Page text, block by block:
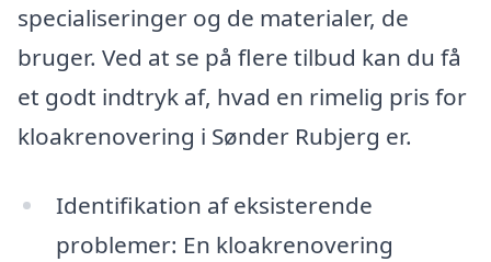
specialiseringer og de materialer, de
bruger. Ved at se på flere tilbud kan du få
et godt indtryk af, hvad en rimelig pris for
kloakrenovering i Sønder Rubjerg er.
Identifikation af eksisterende
problemer: En kloakrenovering